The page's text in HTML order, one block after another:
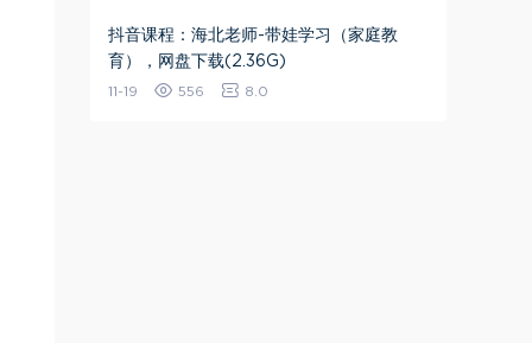
抖音课程：海北老师-带娃学习（家庭教
育），网盘下载(2.36G)
11-19 556 8.0